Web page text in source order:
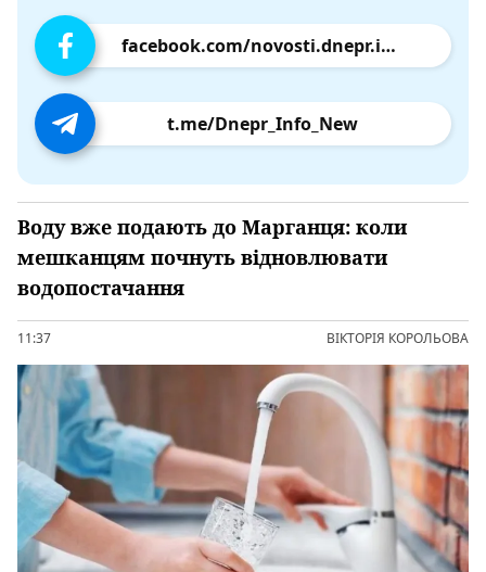
facebook.com/novosti.dnepr.info
t.me/Dnepr_Info_New
Воду вже подають до Марганця: коли
мешканцям почнуть відновлювати
водопостачання
11:37 ВІКТОРІЯ КОРОЛЬОВА